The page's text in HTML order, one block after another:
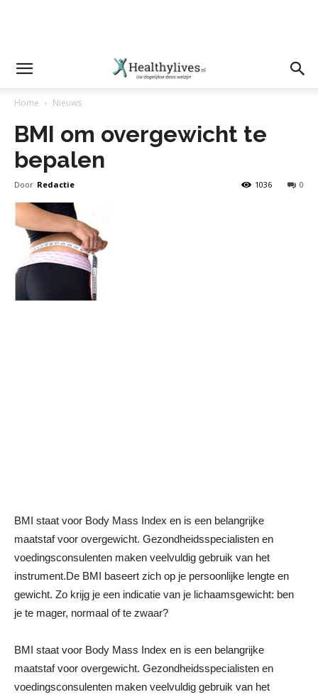
Home Nieuws
BMI om overgewicht te
bepalen
Door Redactie 0
1036
BMI staat voor Body Mass Index en is een belangrijke
maatstaf voor overgewicht. Gezondheidsspecialisten en
voedingsconsulenten maken veelvuldig gebruik van het
instrument.De BMI baseert zich op je persoonlijke lengte en
gewicht. Zo krijg je een indicatie van je lichaamsgewicht: ben
je te mager, normaal of te zwaar?
BMI staat voor Body Mass Index en is een belangrijke
maatstaf voor overgewicht. Gezondheidsspecialisten en
voedingsconsulenten maken veelvuldig gebruik van het